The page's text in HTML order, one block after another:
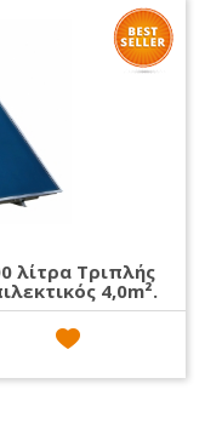
λίτρα Τριπλής
4,0m².